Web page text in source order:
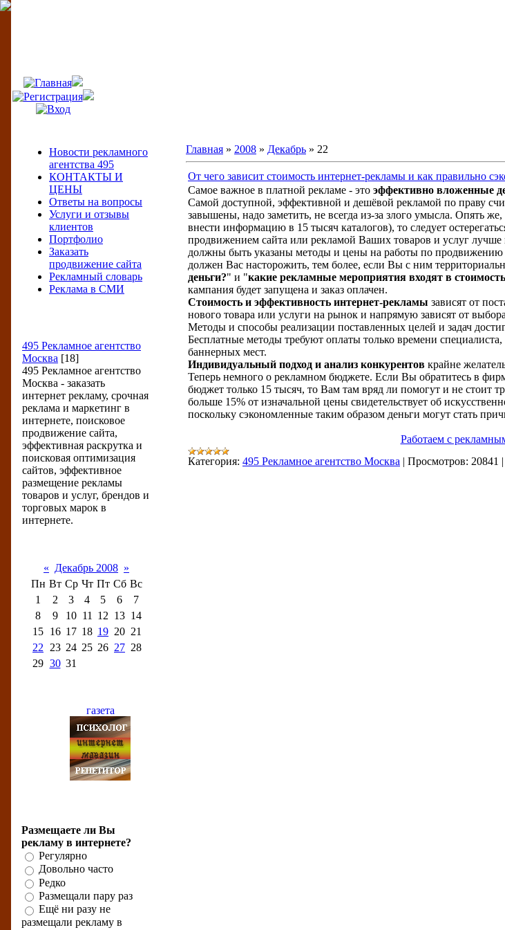
Новости рекламного
агентства 495
КОНТАКТЫ И
ЦЕНЫ
Ответы на вопросы
Услуги и отзывы
клиентов
Портфолио
Заказать
продвижение сайта
Рекламный словарь
Реклама в СМИ
495 Рекламное агентство
Москва [18]
495 Рекламное агентство
Москва - заказать
интернет рекламу, срочная
реклама и маркетинг в
интернете, поисковое
продвижение сайта,
эффективная раскрутка и
поисковая оптимизация
сайтов, эффективное
размещение рекламы
товаров и услуг, брендов и
торговых марок в
интернете.
« Декабрь 2008 »
Пн Вт Ср Чт Пт Сб Вс
1
2 3 4 5 6
7
8
9 10 11 12 13 14
15 16 17 18 19 20 21
22
23 24 25 26 27 28
29 30 31
Размещаете ли Вы
рекламу в интернете?
Регулярно
Довольно часто
Редко
Размещали пару раз
Ещё ни разу не
размещали рекламу в
Главная » 2008 » Декабрь » 22
От чего зависит стоимость интернет-рекламы и как правильно
Самое важное в платной рекламе - это эффективно вложенные
Самой доступной, эффективной и дешёвой рекламой по праву
завышены, надо заметить, не всегда из-за злого умысла. Опять
внести информацию в 15 тысяч каталогов), то следует
продвижением сайта или рекламой Ваших товаров и услуг
должны быть указаны методы и цены на работы по продвижению
должен Вас насторожить, тем более, если Вы с ним
деньги?" и "какие рекламные мероприятия входят в
кампания будет запущена и заказ оплачен.
Стоимость и эффективность интернет-рекламы зависят от
нового товара или услуги на рынок и напрямую зависят от
Методы и способы реализации поставленных целей и задач
Бесплатные методы требуют оплаты только времени
баннерных мест.
Индивидуальный подход и анализ конкурентов крайне
Теперь немного о рекламном бюджете. Если Вы обратитесь в
бюджет только 15 тысяч, то Вам там вряд ли помогут и не стоит
больше 15% от изначальной цены свидетельствует об
поскольку сэкономленные таким образом деньги могут стать
Работаем с
Категория: 495 Рекламное агентство Москва | Просмотров: 20841 |